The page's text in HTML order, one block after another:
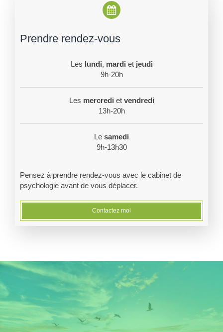
Prendre rendez-vous
Les lundi, mardi et jeudi
9h-20h
Les mercredi et vendredi
13h-20h
Le samedi
9h-13h30
Pensez à prendre rendez-vous avec le cabinet de
psychologie avant de vous déplacer.
Contactez moi